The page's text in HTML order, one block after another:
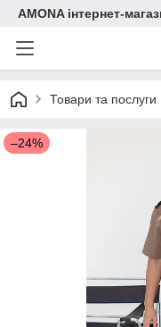
AMONA інтернет-
Товари та послуги
–24%